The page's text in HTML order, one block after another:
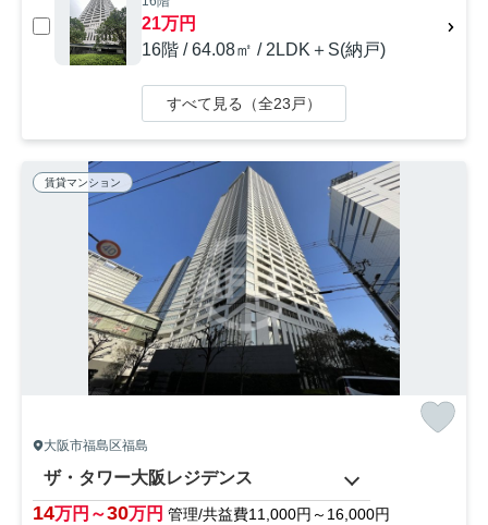
21万円
16階 / 64.08㎡ / 2LDK＋S(納戸)
すべて見る（全23戸）
賃貸マンション
大阪市福島区福島
ザ・タワー大阪レジデンス
14万円～30万円 管理/共益費11,000円～16,000円